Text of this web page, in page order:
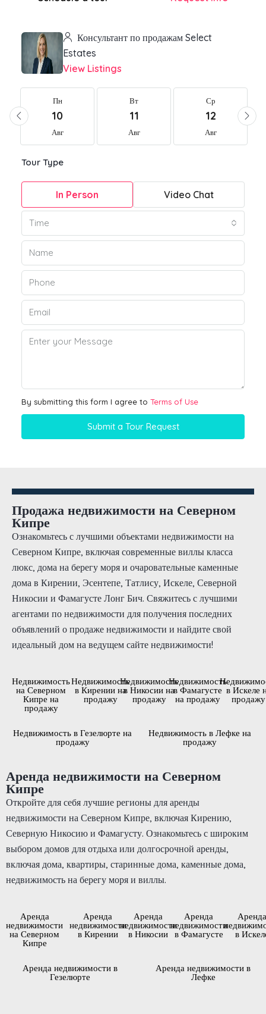
Консультант по продажам Select
Estates
View Listings
Пн
10
Авг
Вт
11
Авг
Ср
12
Авг
Tour Type
In Person Video Chat
Time
By submitting this form I agree to Terms of Use
Submit a Tour Request
Продажа недвижимости на Северном
Кипре
Ознакомьтесь с лучшими объектами недвижимости на
Северном Кипре, включая современные виллы класса
люкс, дома на берегу моря и очаровательные каменные
дома в Кирении, Эсентепе, Татлису, Искеле, Северной
Никосии и Фамагусте Лонг Бич. Свяжитесь с лучшими
агентами по недвижимости для получения последних
объявлений о продаже недвижимости и найдите свой
идеальный дом на ведущем сайте недвижимости!
Недвижимость
на Северном
Кипре на
продажу
Недвижимость
в Кирении на
продажу
Недвижимость
в Никосии на
продажу
Недвижимость
в Фамагусте
на продажу
в Искеле
продажу
Недвижимость в Гезелюрте на
продажу
Недвижимость в Лефке на
продажу
Аренда недвижимости на Северном
Кипре
Откройте для себя лучшие регионы для аренды
недвижимости на Северном Кипре, включая Кирению,
Северную Никосию и Фамагусту. Ознакомьтесь с широким
выбором домов для отдыха или долгосрочной аренды,
включая дома, квартиры, старинные дома, каменные дома,
недвижимость на берегу моря и виллы.
Аренда
недвижимости
на Северном
Кипре
Аренда
недвижимости
в Кирении
Аренда
недвижимости
в Никосии
Аренда
недвижимости
в Фамагусте в
Аренда недвижимости в
Гезелюрте
Аренда недвижимости в
Лефке